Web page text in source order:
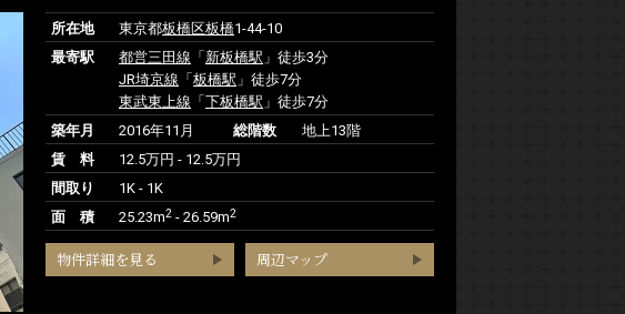
所在地 東京都板橋区板橋1-44-10
最寄駅
都営三田線 「 新板橋駅 」徒歩3分
JR埼京線 「 板橋駅 」徒歩7分
東武東上線 「 下板橋駅 」徒歩7分
築年月
2016年11月 総階数
地上13階
賃 料
12.5万円 - 12.5万円
間取り
1K - 1K
面 積
25.23m2 - 26.59m2
物件詳細を見る 周辺マップ